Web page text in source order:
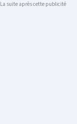
La suite après cette publicité